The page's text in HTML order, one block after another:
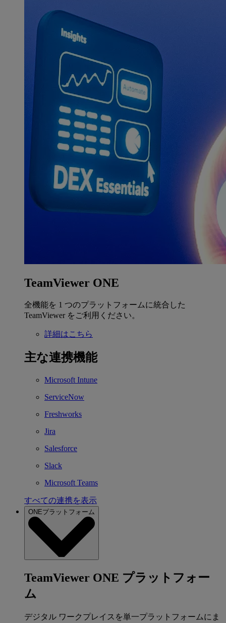
TeamViewer ONE
全機能を 1 つのプラットフォームに統合した
TeamViewer をご利用ください。
詳細はこちら
主な連携機能
Microsoft Intune
ServiceNow
Freshworks
Jira
Salesforce
Slack
Microsoft Teams
すべての連携を表示
ONEプラットフォーム
TeamViewer ONE プラットフォー
ム
デジタル ワークプレイスを単一プラットフォームにま